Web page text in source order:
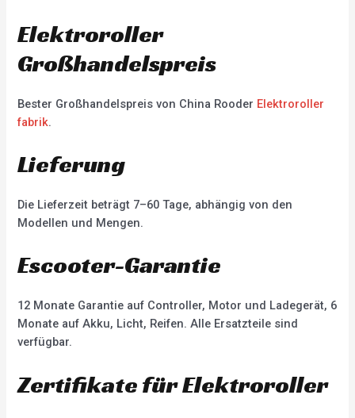
Elektroroller
Großhandelspreis
Bester Großhandelspreis von China Rooder Elektroroller
fabrik.
Lieferung
Die Lieferzeit beträgt 7–60 Tage, abhängig von den
Modellen und Mengen.
Escooter-Garantie
12 Monate Garantie auf Controller, Motor und Ladegerät, 6
Monate auf Akku, Licht, Reifen. Alle Ersatzteile sind
verfügbar.
Zertifikate für Elektroroller